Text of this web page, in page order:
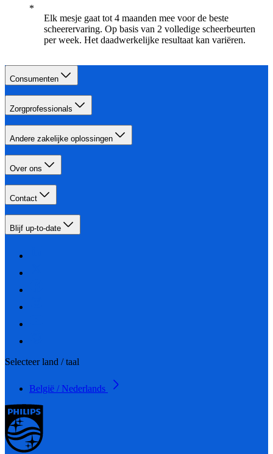
Elk mesje gaat tot 4 maanden mee voor de beste
scheerervaring. Op basis van 2 volledige scheerbeurten
per week. Het daadwerkelijke resultaat kan variëren.
Consumenten
Zorgprofessionals
Andere zakelijke oplossingen
Over ons
Contact
Blijf up-to-date
Selecteer land / taal
België / Nederlands